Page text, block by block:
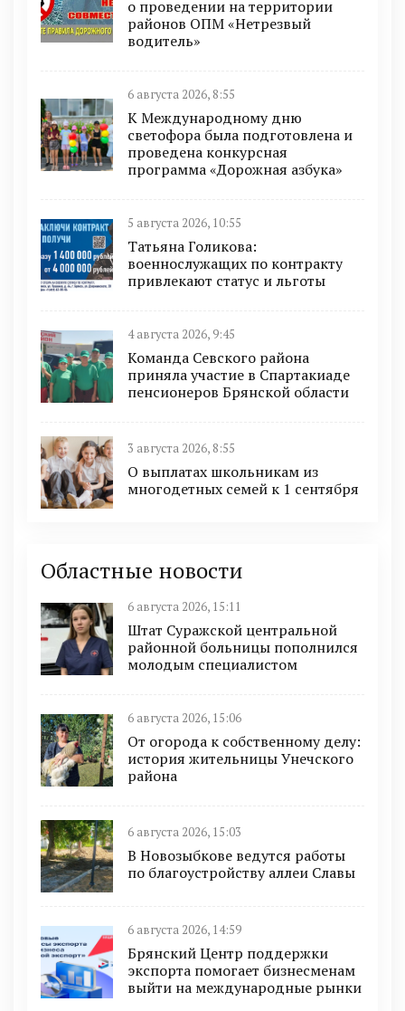
о проведении на территории
районов ОПМ «Нетрезвый
водитель»
6 августа 2026, 8:55
К Международному дню
светофора была подготовлена и
проведена конкурсная
программа «Дорожная азбука»
5 августа 2026, 10:55
Татьяна Голикова:
военнослужащих по контракту
привлекают статус и льготы
4 августа 2026, 9:45
Команда Севского района
приняла участие в Спартакиаде
пенсионеров Брянской области
3 августа 2026, 8:55
О выплатах школьникам из
многодетных семей к 1 сентября
Областные новости
6 августа 2026, 15:11
Штат Суражской центральной
районной больницы пополнился
молодым специалистом
6 августа 2026, 15:06
От огорода к собственному делу:
история жительницы Унечского
района
6 августа 2026, 15:03
В Новозыбкове ведутся работы
по благоустройству аллеи Славы
6 августа 2026, 14:59
Брянский Центр поддержки
экспорта помогает бизнесменам
выйти на международные рынки